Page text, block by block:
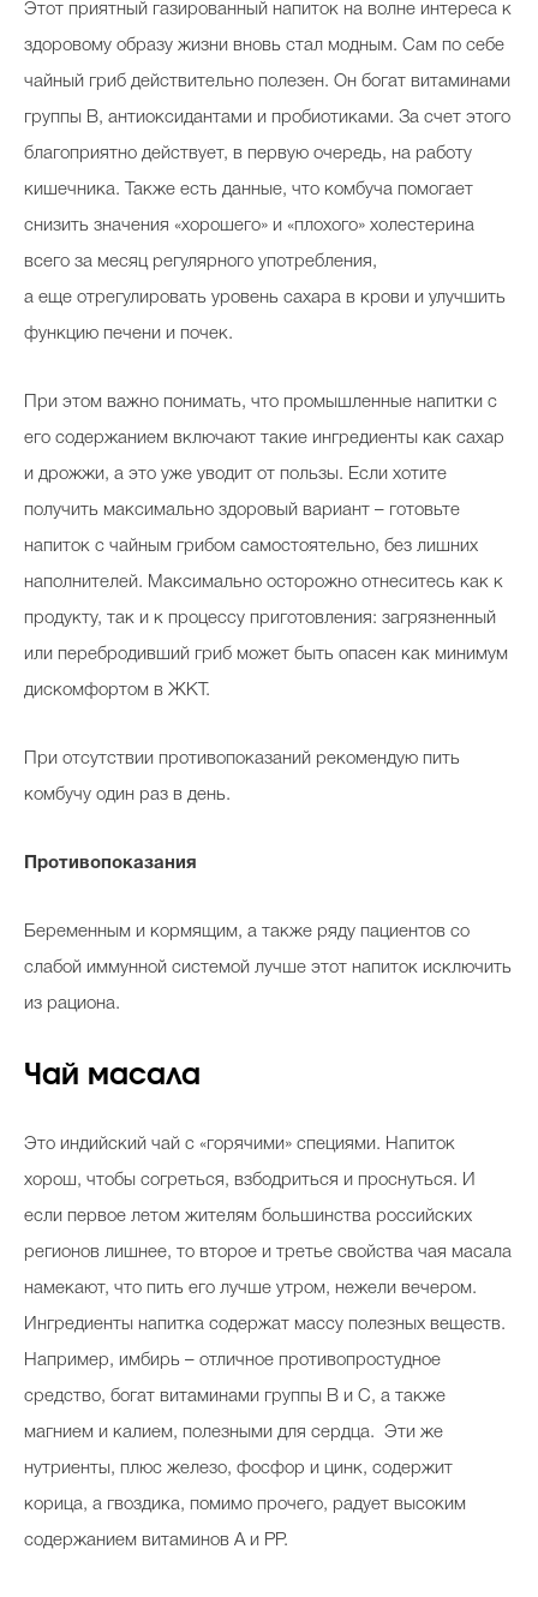
Этот приятный газированный напиток на волне интереса к
здоровому образу жизни вновь стал модным. Сам по себе
чайный гриб действительно полезен. Он богат витаминами
группы В, антиоксидантами и пробиотиками. За счет этого
благоприятно действует, в первую очередь, на работу
кишечника. Также есть данные, что комбуча помогает
снизить значения «хорошего» и «плохого» холестерина
всего за месяц регулярного употребления,
а еще отрегулировать уровень сахара в крови и улучшить
функцию печени и почек.
При этом важно понимать, что промышленные напитки с
его содержанием включают такие ингредиенты как сахар
и дрожжи, а это уже уводит от пользы. Если хотите
получить максимально здоровый вариант – готовьте
напиток с чайным грибом самостоятельно, без лишних
наполнителей. Максимально осторожно отнеситесь как к
продукту, так и к процессу приготовления: загрязненный
или перебродивший гриб может быть опасен как минимум
дискомфортом в ЖКТ.
При отсутствии противопоказаний рекомендую пить
комбучу один раз в день.
Противопоказания
Беременным и кормящим, а также ряду пациентов со
слабой иммунной системой лучше этот напиток исключить
из рациона.
Чай масала
Это индийский чай с «горячими» специями. Напиток
хорош, чтобы согреться, взбодриться и проснуться. И
если первое летом жителям большинства российских
регионов лишнее, то второе и третье свойства чая масала
намекают, что пить его лучше утром, нежели вечером.
Ингредиенты напитка содержат массу полезных веществ.
Например, имбирь – отличное противопростудное
средство, богат витаминами группы В и С, а также
магнием и калием, полезными для сердца. Эти же
нутриенты, плюс железо, фосфор и цинк, содержит
корица, а гвоздика, помимо прочего, радует высоким
содержанием витаминов А и PP.